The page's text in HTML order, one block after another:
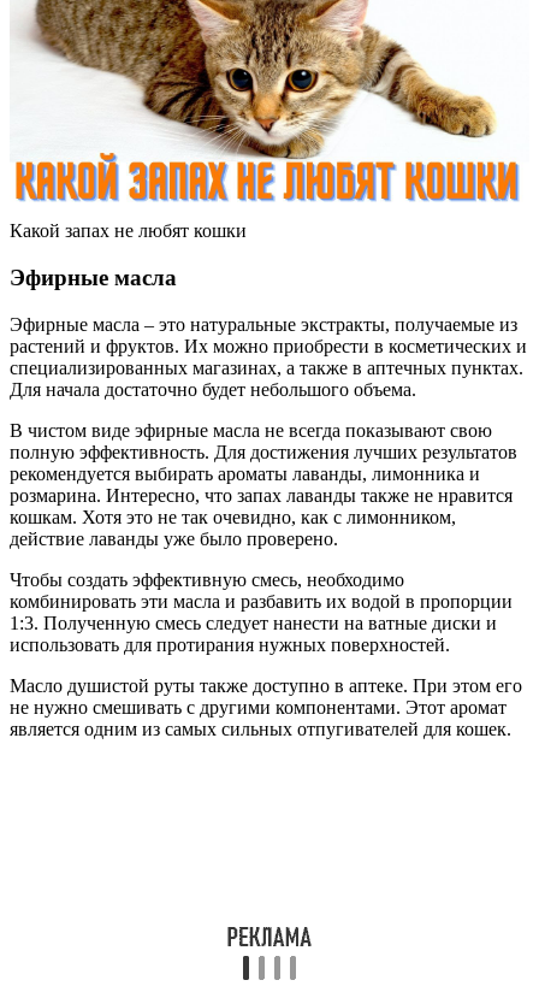
Какой запах не любят кошки
Эфирные масла
Эфирные масла – это натуральные экстракты, получаемые из
растений и фруктов. Их можно приобрести в косметических и
специализированных магазинах, а также в аптечных пунктах.
Для начала достаточно будет небольшого объема.
В чистом виде эфирные масла не всегда показывают свою
полную эффективность. Для достижения лучших результатов
рекомендуется выбирать ароматы лаванды, лимонника и
розмарина. Интересно, что запах лаванды также не нравится
кошкам. Хотя это не так очевидно, как с лимонником,
действие лаванды уже было проверено.
Чтобы создать эффективную смесь, необходимо
комбинировать эти масла и разбавить их водой в пропорции
1:3. Полученную смесь следует нанести на ватные диски и
использовать для протирания нужных поверхностей.
Масло душистой руты также доступно в аптеке. При этом его
не нужно смешивать с другими компонентами. Этот аромат
является одним из самых сильных отпугивателей для кошек.